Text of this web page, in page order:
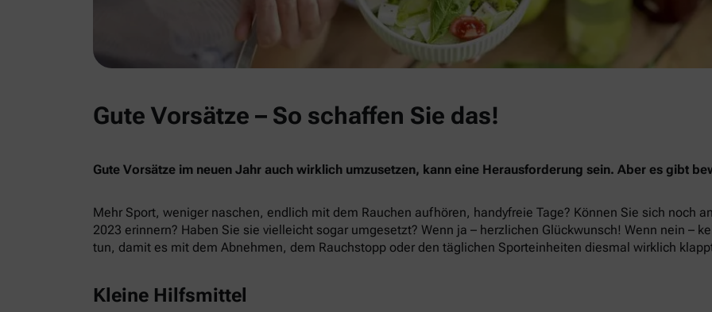
Gute Vorsätze – So schaffen Sie das!
Gute Vorsätze im neuen Jahr auch wirklich umzusetzen, kann eine Herausforderung sein. Aber es gibt
Mehr Sport, weniger naschen, endlich mit dem Rauchen aufhören, handyfreie Tage? Können Sie sich noch
2023 erinnern? Haben Sie sie vielleicht sogar umgesetzt? Wenn ja – herzlichen Glückwunsch! Wenn nein –
tun, damit es mit dem Abnehmen, dem Rauchstopp oder den täglichen Sporteinheiten diesmal wirklich
Kleine Hilfsmittel